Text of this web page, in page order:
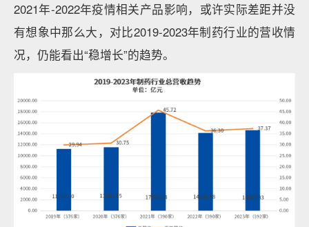
2021年-2022年疫情相关产品影响，或许实际差距并没
有想象中那么大，对比2019-2023年制药行业的营收情
况，仍能看出“稳增长”的趋势。